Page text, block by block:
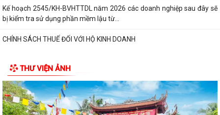
Kế hoạch 2545/KH-BVHTTDL năm 2026 các doanh nghiệp sau đây sẽ
bị kiểm tra sử dụng phần mềm lậu từ...
CHÍNH SÁCH THUẾ ĐỐI VỚI HỘ KINH DOANH
5 điều hộ kinh doanh có doanh thu dưới 1 tỷ đồng cần lưu ý theo quy
định mới
Thông báo về việc nâng lương trước hạn đối với cán bộ
THƯ VIỆN ẢNH